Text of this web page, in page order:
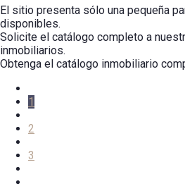
El sitio presenta sólo una pequeña
disponibles.
Solicite el catálogo completo a
inmobiliarios.
Obtenga el catálogo inmobiliario
1
2
3